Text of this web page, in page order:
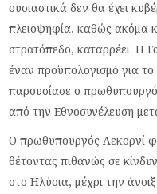
ουσιαστικά δεν θα έχει
πλειοψηφία, καθώς ακόμα
στρατόπεδο, καταρρέει. Η
έναν προϋπολογισμό για
παρουσίασε ο
από την Εθνοσυνέλευση
Ο πρωθυπουργός Λεκορνί
θέτοντας πιθανώς σε
στο Ηλύσια, μέχρι την